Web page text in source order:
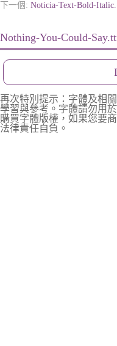
下一個: Noticia-Text-Bold-
Nothing-You-Could-
再次特別提示：字體及相
學習與參考。字體請勿用
購買字體版權，如果您要
法律責任自負。